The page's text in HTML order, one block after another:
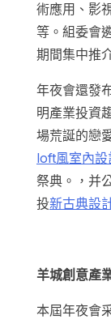
術應用、影
等。組委會
期間集中推
年夜會還發
明產業投資
場荒誕的戀
loft風室內設
祭典。，并
投新古典設
羊城創意產
本屆年夜會